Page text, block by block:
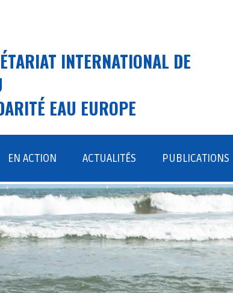
INTERNATIONAL DE
EAU EUROPE
EN ACTION
TERRAIN
PLAIDOYER ET SENSIBILISATION
JEUNESSE
ACTUALITÉS PUBLICATIONS